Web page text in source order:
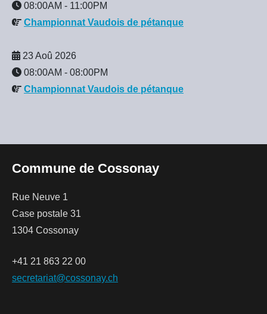
08:00AM - 11:00PM
Championnat Vaudois de pétanque
23 Aoû 2026
08:00AM - 08:00PM
Championnat Vaudois de pétanque
Commune de Cossonay
Rue Neuve 1
Case postale 31
1304 Cossonay
+41 21 863 22 00
secretariat@cossonay.ch